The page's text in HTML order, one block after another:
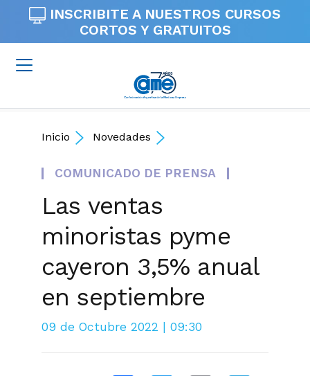
INSCRIBITE A NUESTROS CURSOS
CORTOS Y GRATUITOS
Inicio Novedades
COMUNICADO DE PRENSA
Las ventas
minoristas pyme
cayeron 3,5% anual
en septiembre
09 de Octubre 2022 | 09:30